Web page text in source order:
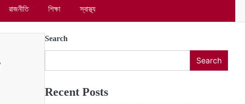
রাজনীতি শিক্ষা স্বাস্থ্য
Search
Search
Recent Posts